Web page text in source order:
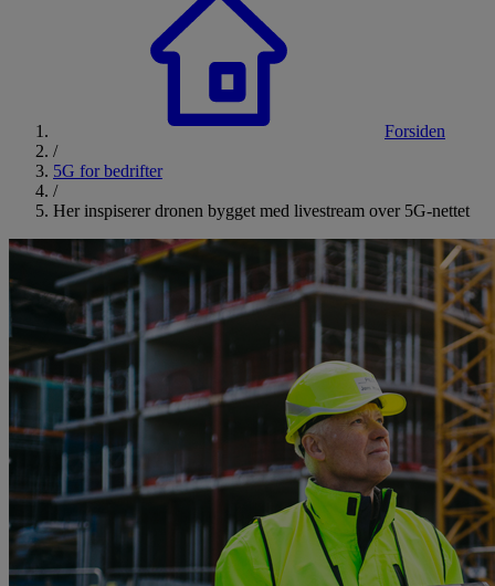
Forsiden
/
5G for bedrifter
/
Her inspiserer dronen bygget med livestream over 5G-nettet